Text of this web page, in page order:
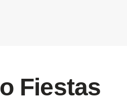
Fiestas